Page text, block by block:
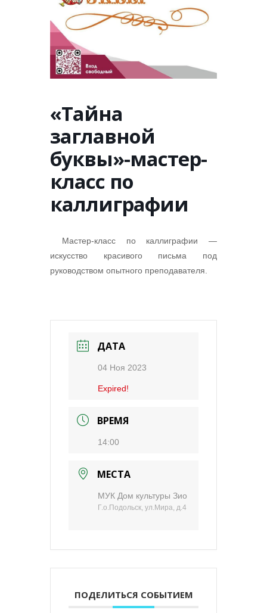
«Тайна
заглавной
буквы»-мастер-
класс по
каллиграфии
Мастер-класс по каллиграфии —
искусство красивого письма под
руководством опытного преподавателя.
ДАТА
04 Ноя 2023
Expired!
ВРЕМЯ
14:00
МЕСТА
МУК Дом культуры Зио
Г.о.Подольск, ул.Мира, д.4
ПОДЕЛИТЬСЯ СОБЫТИЕМ